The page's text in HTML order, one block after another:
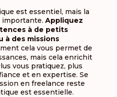
est essentiel, mais la
importante. Appliquez
à de petits
à des missions
cela vous permet de
mais cela enrichit
vous pratiquez, plus
et en expertise. Se
en freelance reste
est essentielle.